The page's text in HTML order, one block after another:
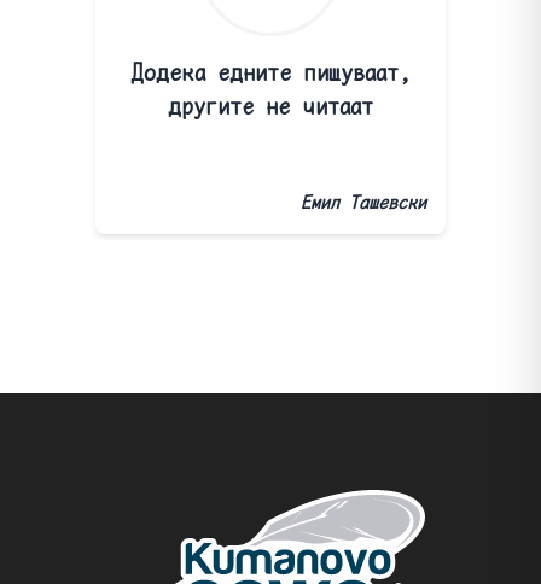
Додека едните пишуваат,
другите не читаат
Емил Ташевски